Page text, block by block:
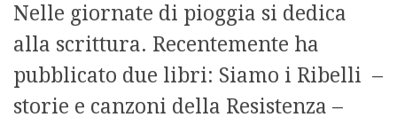
Nelle giornate di pioggia si dedica
alla scrittura. Recentemente ha
pubblicato due libri: Siamo i Ribelli –
storie e canzoni della Resistenza –